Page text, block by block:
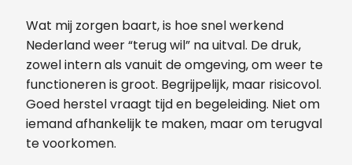
Wat mij zorgen baart, is hoe snel werkend
Nederland weer “terug wil” na uitval. De druk,
zowel intern als vanuit de omgeving, om weer te
functioneren is groot. Begrijpelijk, maar risicovol.
Goed herstel vraagt tijd en begeleiding. Niet om
iemand afhankelijk te maken, maar om terugval
te voorkomen.